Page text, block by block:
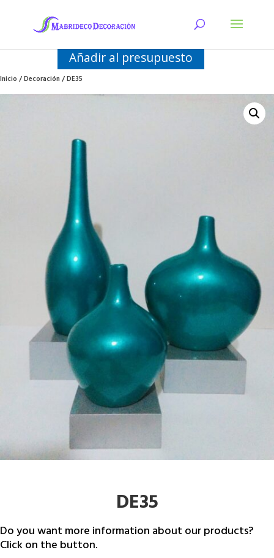
Añadir al presupuesto
Inicio/Decoración/ DE35
DE35
Do you want more information about our products?
Click on the button.